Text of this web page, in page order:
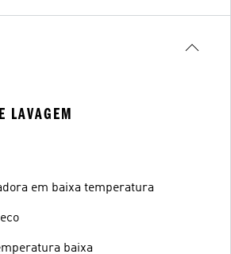
LAVAGEM
em baixa temperatura
baixa